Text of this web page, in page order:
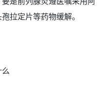
拉定片等药物缓解。